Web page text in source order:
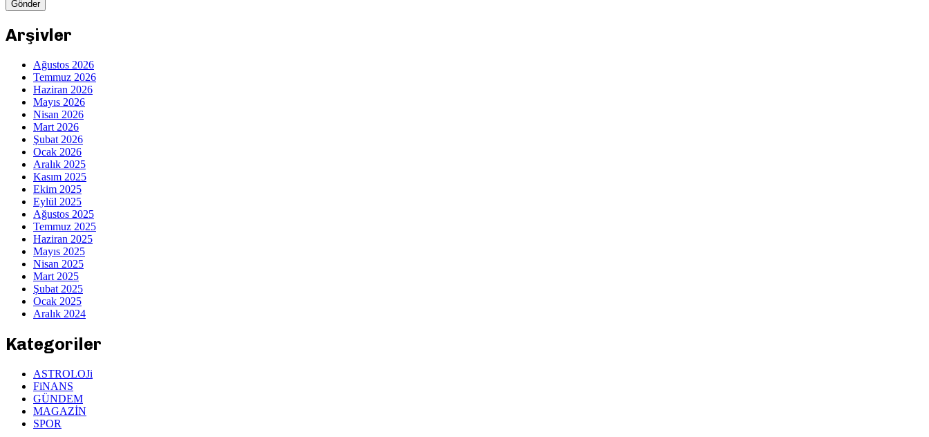
Arşivler
Ağustos 2026
Temmuz 2026
Haziran 2026
Mayıs 2026
Nisan 2026
Mart 2026
Şubat 2026
Ocak 2026
Aralık 2025
Kasım 2025
Ekim 2025
Eylül 2025
Ağustos 2025
Temmuz 2025
Haziran 2025
Mayıs 2025
Nisan 2025
Mart 2025
Şubat 2025
Ocak 2025
Aralık 2024
Kategoriler
ASTROLOJi
FiNANS
GÜNDEM
MAGAZİN
SPOR